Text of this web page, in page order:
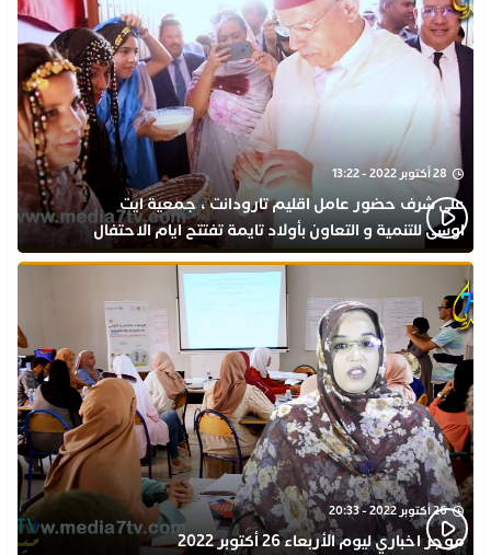
28 أكتوبر 2022 - 13:22
على شرف حضور عامل اقليم تارودانت ، جمعية ايت
اوسى للتنمية و التعاون بأولاد تايمة تفتتح ايام الاحتفال
بذكرى المولد النبوي
26 أكتوبر 2022 - 20:33
موجز اخباري ليوم الأربعاء 26 أكتوبر 2022